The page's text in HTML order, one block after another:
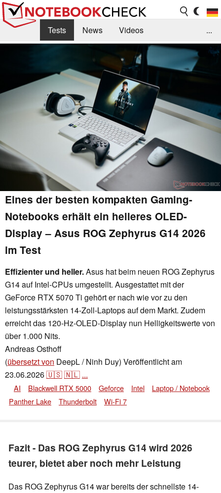
Tests News
Videos
Externe Tests
Kaufberatung
Deals Suche
...
Eines der besten kompakten Gaming-
Notebooks erhält ein helleres OLED-
Display – Asus ROG Zephyrus G14 2026
im Test
Effizienter und heller.Asus hat beim neuen ROG Zephyrus
G14 auf Intel-CPUs umgestellt. Ausgestattet mit der
GeForce RTX 5070 Ti gehört er nach wie vor zu den
leistungsstärksten 14-Zoll-Laptops auf dem Markt. Zudem
erreicht das 120-Hz-OLED-Display nun Helligkeitswerte von
über 1.000 Nits.
Andreas Osthoff
(übersetzt von DeepL / Ninh Duy) Veröffentlicht am
23.06.2026🇺🇸🇳🇱 ...
AI Blackwell RTX 5000 Geforce Intel
Laptop / Notebook
Panther Lake
Thunderbolt Wi-Fi 7
Fazit - Das ROG Zephyrus G14 wird 2026
teurer, bietet aber noch mehr Leistung
Das ROG Zephyrus G14 war bereits der schnellste 14-